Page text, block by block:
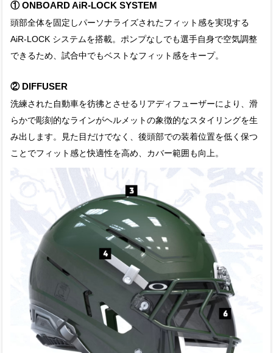
① ONBOARD AiR-LOCK SYSTEM
頭部全体を固定しパーソナライズされたフィット感を実現する
AiR-LOCK システムを搭載。ポンプなしでも選手自身で空気調整
できるため、試合中でもベストなフィット感をキープ。
② DIFFUSER
洗練された自動車を彷彿とさせるリアディフューザーにより、滑
らかで彫刻的なラインがヘルメットの象徴的なスタイリングを生
み出します。見た目だけでなく、後頭部での装着位置を低く保つ
ことでフィット感と快適性を高め、カバー範囲も向上。